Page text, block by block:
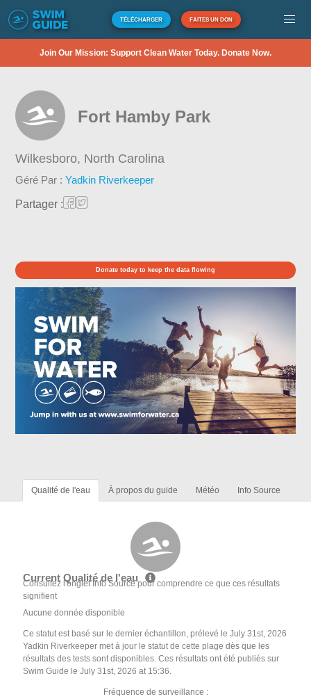
TÉLÉCHARGER FAITES UN DON
Join Our Mission: Support Clean Water Today. Donate Now.
Fort Hamby Park
Wilkesboro, North Carolina
Géré Par :Yadkin Riverkeeper
Partager :
Donate today to keep the data flowing
Qualité de l'eau À propos du guide Météo Info Source
Current Qualité de l'eau
Consultez l'onglet Info Source pour comprendre ce que ces résultats
signifient
Aucune donnée disponible
Ce statut est basé sur le dernier échantillon, prélevé le July 31st, 2026
Yadkin Riverkeeper met à jour le statut de cette plage dès que les
résultats des tests sont disponibles. Ces résultats ont été publiés sur
Swim Guide le July 31st, 2026 at 15:36.
Fréquence de surveillance :